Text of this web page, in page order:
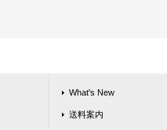
What's New
送料案内